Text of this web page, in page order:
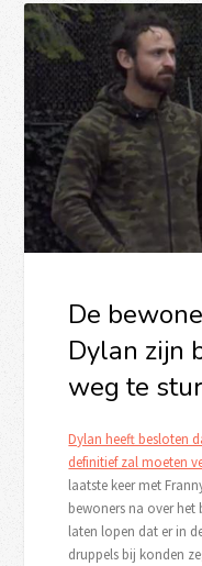
De
Dylan zijn
weg te
Dylan heeft besloten
definitief zal moeten
laatste keer met
bewoners na over
laten lopen dat er in
druppels bij konden